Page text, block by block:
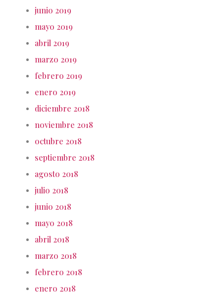
junio 2019
mayo 2019
abril 2019
marzo 2019
febrero 2019
enero 2019
diciembre 2018
noviembre 2018
octubre 2018
septiembre 2018
agosto 2018
julio 2018
junio 2018
mayo 2018
abril 2018
marzo 2018
febrero 2018
enero 2018